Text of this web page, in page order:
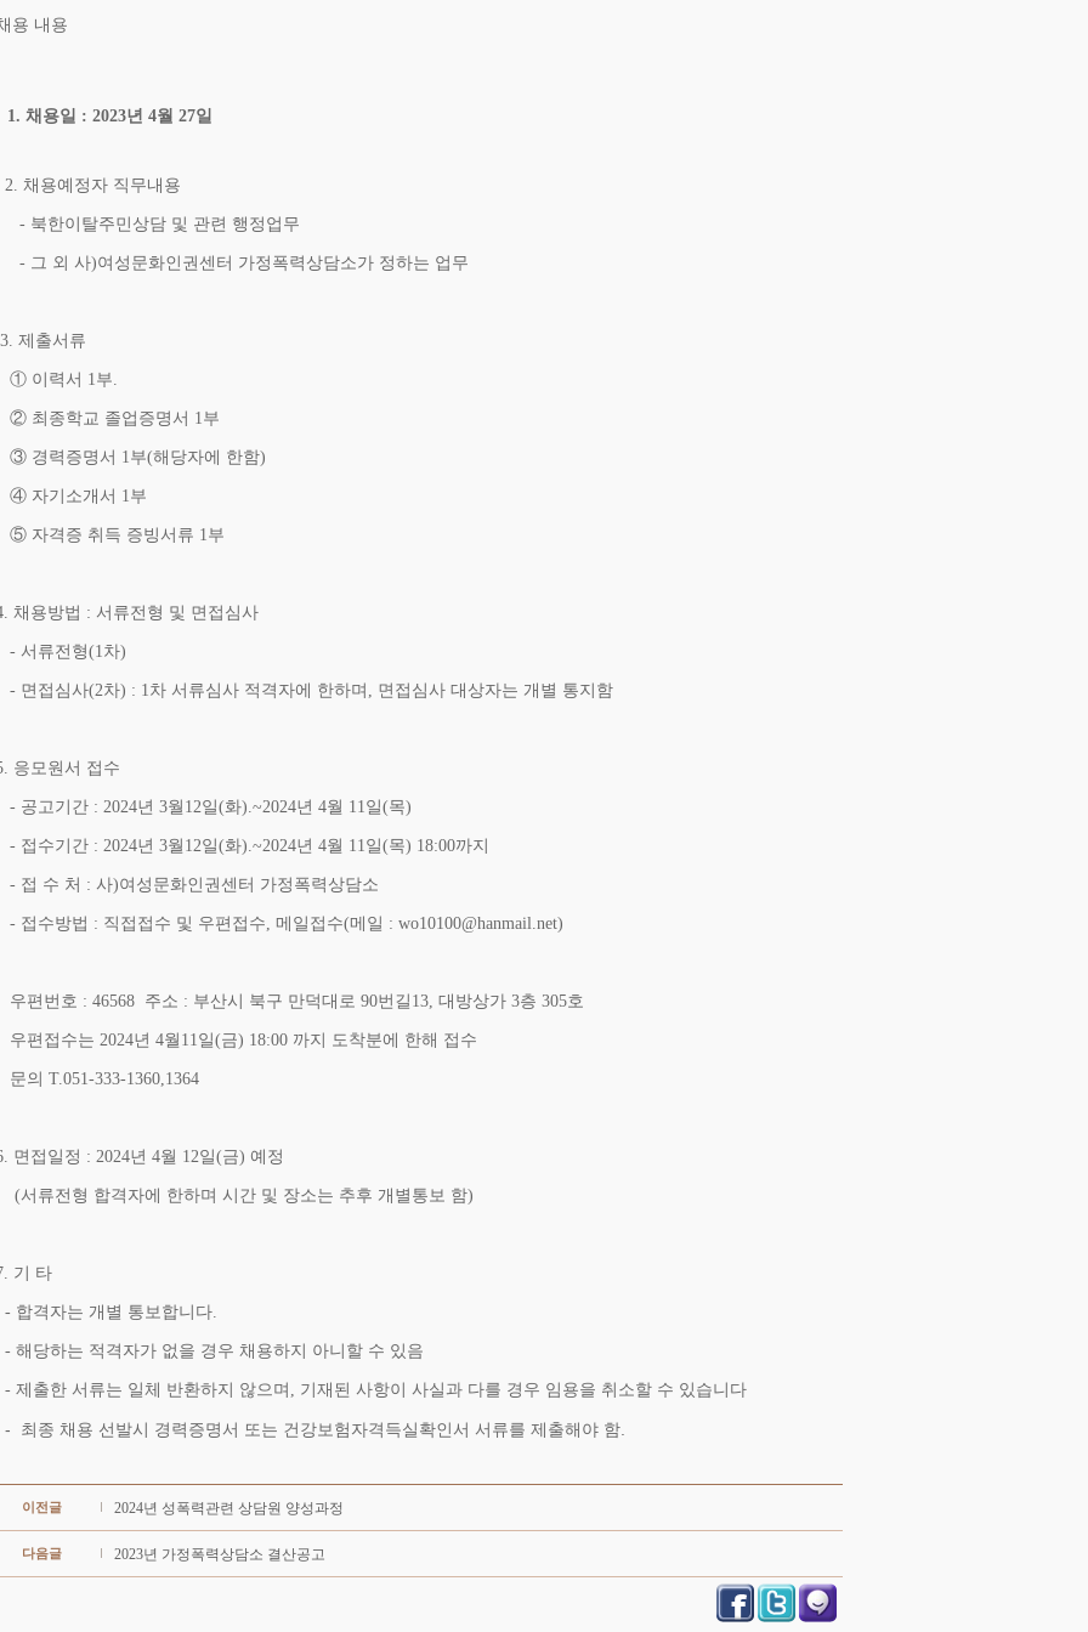
용 내용
1. 채용일 : 2023년 4월 27일
채용예정자 직무내용
한이탈주민상담 및 관련 행정업무
외 사)여성문화인권센터 가정폭력상담소가 정하는 업무
제출서류
이력서 1부.
최종학교 졸업증명서 1부
경력증명서 1부(해당자에 한함)
자기소개서 1부
자격증 취득 증빙서류 1부
채용방법 : 서류전형 및 면접심사
류전형(1차)
접심사(2차) : 1차 서류심사 적격자에 한하며, 면접심사 대상자는 개별 통지함
응모원서 접수
고기간 : 2024년 3월12일(화).~2024년 4월 11일(목)
수기간 : 2024년 3월12일(화).~2024년 4월 11일(목) 18:00까지
수 처 : 사)여성문화인권센터 가정폭력상담소
수방법 : 직접접수 및 우편접수, 메일접수(메일 : wo10100@hanmail.net)
편번호 : 46568 주소 : 부산시 북구 만덕대로 90번길13, 대방상가 3층 305호
편접수는 2024년 4월11일(금) 18:00 까지 도착분에 한해 접수
의 T.051-333-1360,1364
면접일정 : 2024년 4월 12일(금) 예정
류전형 합격자에 한하며 시간 및 장소는 추후 개별통보 함)
기 타
격자는 개별 통보합니다.
당하는 적격자가 없을 경우 채용하지 아니할 수 있음
출한 서류는 일체 반환하지 않으며, 기재된 사항이 사실과 다를 경우 임용을 취소할 수 있습니다
- 최종 채용 선발시 경력증명서 또는 건강보험자격득실확인서 서류를 제출해야 함.
이전글 2024년 성폭력관련 상담원 양성과정
다음글 2023년 가정폭력상담소 결산공고